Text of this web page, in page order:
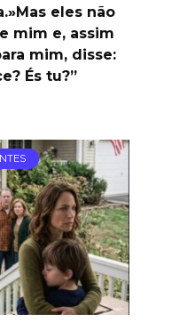
eles não
mim e, assim
mim, disse:
És tu?”